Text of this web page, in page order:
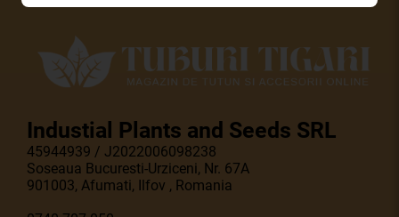
Industial Plants and Seeds SRL
45944939 / J2022006098238
Soseaua Bucuresti-Urziceni, Nr. 67A
901003, Afumati, Ilfov , Romania